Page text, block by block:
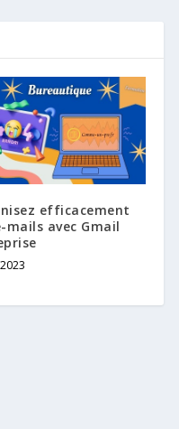
efficacement
mails avec Gmail